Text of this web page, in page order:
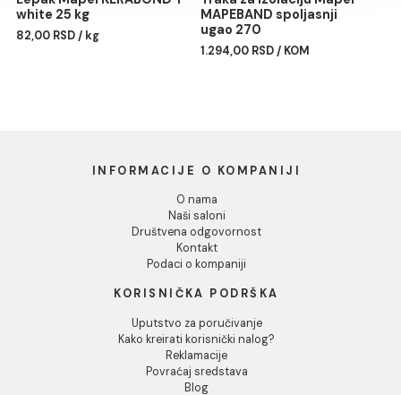
Dozvoli sve
1.477,00 RSD / kom
ANODIZIRANA
RA/10 270cm
Lepak Mapei KERABOND T
Traka za izolaciju Mapei
MAPEBAND spoljasnji
ugao 270
1.294,00 RSD / KOM